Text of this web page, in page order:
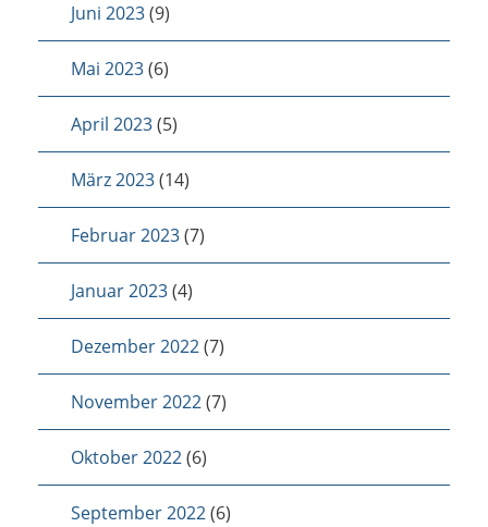
Juni 2023(9)
Mai 2023(6)
April 2023(5)
März 2023(14)
Februar 2023(7)
Januar 2023(4)
Dezember 2022(7)
November 2022(7)
Oktober 2022(6)
September 2022(6)